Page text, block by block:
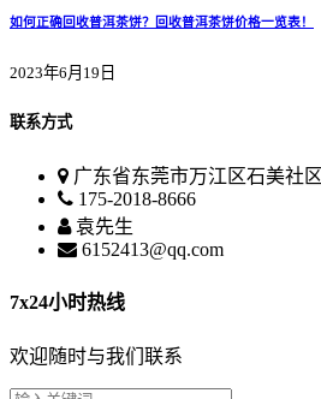
如何正确回收普洱茶饼？回收普洱茶饼价格一览表！
2023年6月19日
联系方式
广东省东莞市万江区石美社
175-2018-8666
袁先生
6152413@qq.com
7x24小时热线
欢迎随时与我们联系